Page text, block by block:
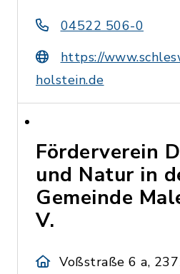
04522 506-0
https://
holstein.de
Förderverein
und Natur in
Gemeinde
V.
Voßstraße 6 a,